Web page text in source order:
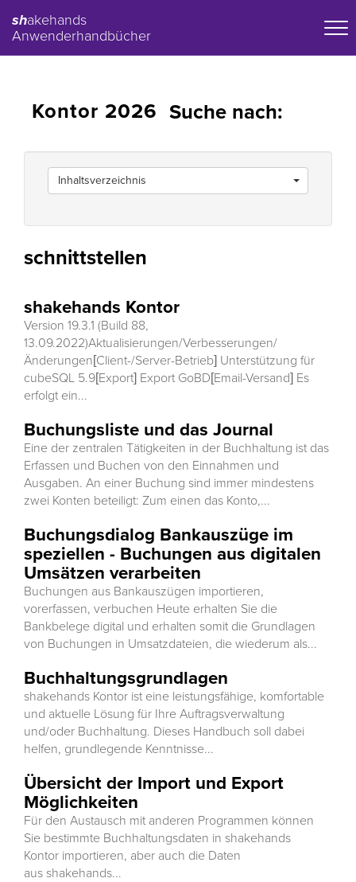
shakehands
Anwenderhandbücher
Kontor 2026
Inhaltsverzeichnis
Suche nach:
schnittstellen
shakehands Kontor
Version 19.3.1 (Build 88,
13.09.2022)Aktualisierungen/Verbesserungen/
Änderungen[Client-/Server-Betrieb] Unterstützung für
cubeSQL 5.9[Export] Export GoBD[Email-Versand] Es
erfolgt ein...
Buchungsliste und das Journal
Eine der zentralen Tätigkeiten in der Buchhaltung ist das
Erfassen und Buchen von den Einnahmen und
Ausgaben. An einer Buchung sind immer mindestens
zwei Konten beteiligt: Zum einen das Konto,...
Buchungsdialog Bankauszüge im
speziellen - Buchungen aus digitalen
Umsätzen verarbeiten
Buchungen aus Bankauszügen importieren,
vorerfassen, verbuchen Heute erhalten Sie die
Bankbelege digital und erhalten somit die Grundlagen
von Buchungen in Umsatzdateien, die wiederum als...
Buchhaltungsgrundlagen
shakehands Kontor ist eine leistungsfähige, komfortable
und aktuelle Lösung für Ihre Auftragsverwaltung
und/oder Buchhaltung. Dieses Handbuch soll dabei
helfen, grundlegende Kenntnisse...
Übersicht der Import und Export
Möglichkeiten
Für den Austausch mit anderen Programmen können
Sie bestimmte Buchhaltungsdaten in shakehands
Kontor importieren, aber auch die Daten
aus shakehands...